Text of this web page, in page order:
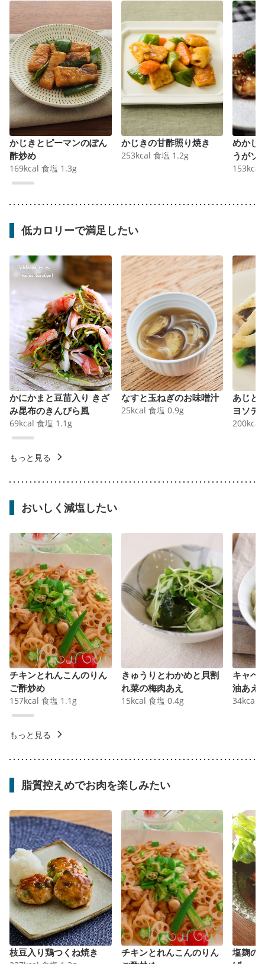
かじきとピーマンのぽん
酢炒め
169kcal 食塩 1.3g
かじきの甘酢照り焼き
253kcal 食塩 1.2g
めかじ
うがソ
153kcal
低カロリーで満足したい
かにかまと豆苗入り きざ
み昆布のきんぴら風
69kcal 食塩 1.1 g
なすと玉ねぎのお味噌汁
25kcal 食塩 0.9g
あじと
ヨソテ
200kcal
もっと見る
おいしく減塩したい
チキンとれんこんのりん
ご酢炒め
157kcal 食塩 1.1 g
きゅうりとわかめと貝割
れ菜の梅肉あえ
15kcal 食塩 0.4g
キャベ
油あえ
34kcal
もっと見る
脂質控えめでお肉を楽しみたい
枝豆入り鶏つくね焼き
チキンとれんこんのりん
塩麹の